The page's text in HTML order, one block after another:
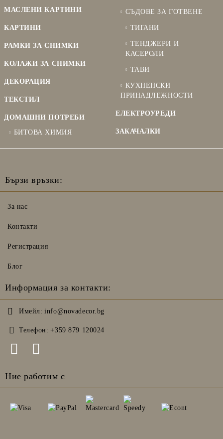
МАСЛЕНИ КАРТИНИ
КАРТИНИ
РАМКИ ЗА СНИМКИ
КОЛАЖИ ЗА СНИМКИ
ДЕКОРАЦИЯ
ТЕКСТИЛ
ДОМАШНИ ПОТРЕБИ
БИТОВА ХИМИЯ
СЪДОВЕ ЗА ГОТВЕНЕ
ТИГАНИ
ТЕНДЖЕРИ И
КАСЕРОЛИ
ТАВИ
КУХНЕНСКИ
ПРИНАДЛЕЖНОСТИ
ЕЛЕКТРОУРЕДИ
ЗАКАЧАЛКИ
Бързи връзки:
За нас
Контакти
Регистрация
Блог
Информация за контакти:
Имейл: info@novadecor.bg
Телефон: +359 879 120024
Ние работим с